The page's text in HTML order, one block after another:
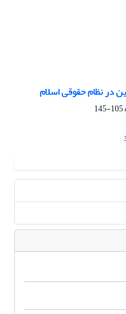
در نظام حقوقی اسلام
105-145